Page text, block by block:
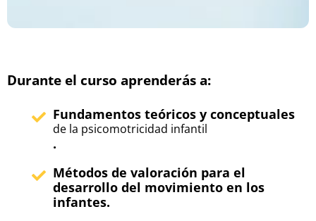
Durante el curso aprenderás a:
Fundamentos teóricos y conceptuales
de la psicomotricidad infantil
.
Métodos de valoración para el
desarrollo del movimiento en los
infantes.